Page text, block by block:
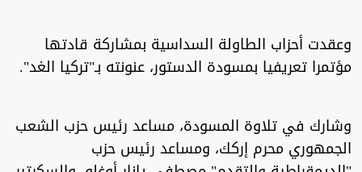
وعقدت أحزاب الطاولة السداسية بمشاركة قادتها
مؤتمرا تعريفيا بمسودة الدستور، عنونته بـ"تركيا الغد".
وشارك في تلاوة المسودة، مساعد رئيس حزب الشعب
الجمهوري محرم إركك، ومساعد رئيس حزب